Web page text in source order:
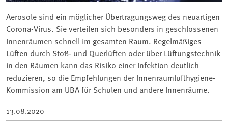
Aerosole sind ein möglicher Übertragungsweg des neuartigen
Corona-Virus. Sie verteilen sich besonders in geschlossenen
Innenräumen schnell im gesamten Raum. Regelmäßiges
Lüften durch Stoß- und Querlüften oder über Lüftungstechnik
in den Räumen kann das Risiko einer Infektion deutlich
reduzieren, so die Empfehlungen der Innenraumlufthygiene-
Kommission am UBA für Schulen und andere Innenräume.
13.08.2020